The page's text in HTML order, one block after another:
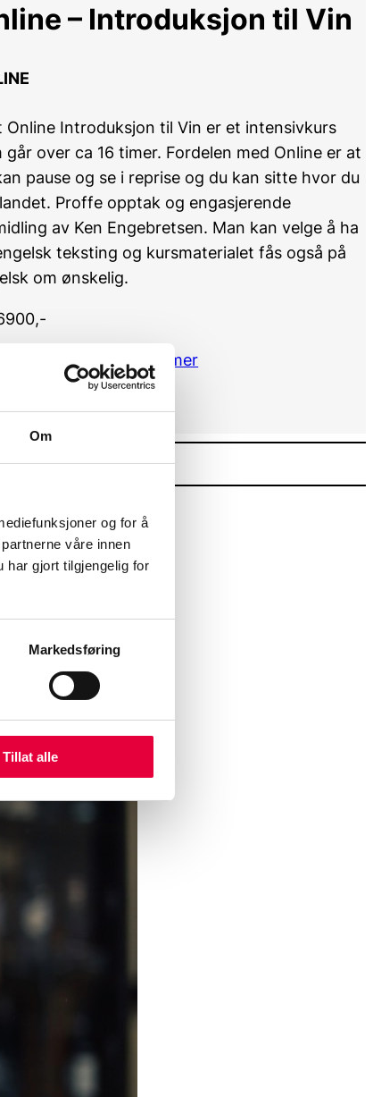
Om
og for å
våre innen
har gjort tilgjengelig for
Markedsføring
Tillat alle
– Introduksjon til Vin
Online Introduksjon til Vin er et intensivkurs
går over ca 16 timer. Fordelen med Online er at
pause og se i reprise og du kan sitte hvor du
Proffe opptak og engasjerende
av Ken Engebretsen. Man kan velge å ha
teksting og kursmaterialet fås også på
om ønskelig.
Les mer